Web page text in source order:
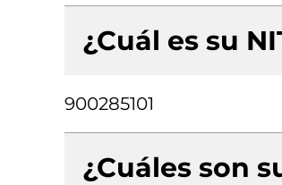
¿Cuál es su
900285101
¿Cuáles son